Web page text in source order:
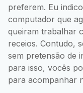
preferem. Eu
computador que
queiram trabalhar
receios. Contudo,
sem pretensão de
para isso, vocês
para acompanhar